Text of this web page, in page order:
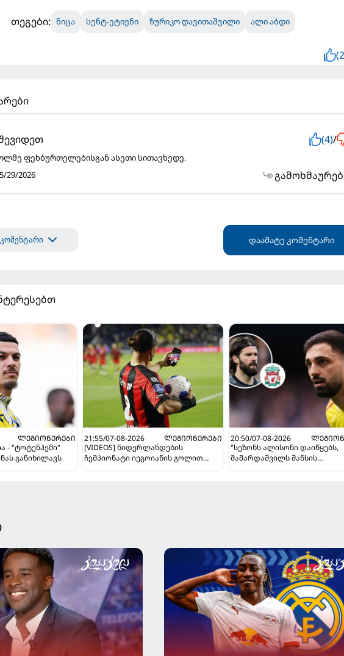
თეგები: ნიცა სენტ-ეტიენი ზურიკო დავითაშვილი ალი აბდი
(4)/
ფეხბურთელებისგან ასეთი სითავხედე.
29/2026
დაამატე კომენტარი
ᲚᲔᲒᲘᲝᲜᲔᲠᲔᲑᲘ
- "ტოტენჰემი"
განიხილავს
21:55/07-08-2026
ᲚᲔᲒᲘᲝᲜᲔᲠᲔᲑᲘ
[VIDEOS] ნიდერლანდების
ჩემპიონატი იეგოიანის გოლით
20:50/07-08-2026
"სეზონს ალისონი დაიწყებს,
მამარდაშვილს შანსის